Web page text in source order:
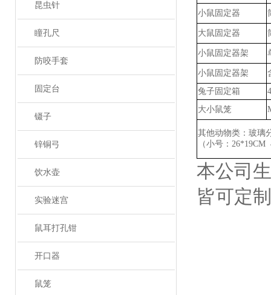
昆虫针
瞳孔尺
防咬手套
固定台
镊子
锌铜弓
饮水壶
实验迷宫
鼠耳打孔钳
开口器
鼠笼
小鼠固定器
大鼠固定器
小鼠固定器架
小鼠固定器架
兔子固定箱
大小鼠笼
其他动物类：玻璃
（小号： 26*19CM
本公司
皆可定